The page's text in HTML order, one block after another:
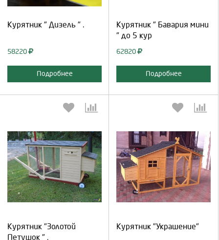
Курятник " Дизель " .
58220
Подробнее
Курятник " Бавария мини
" до 5 кур
62820
Подробнее
Курятник "Золотой
Петушок " .
Выберите количество:
Курятник "Украшение"
Выберите количество: